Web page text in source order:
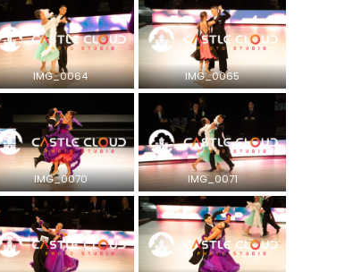
IMG_0064 IMG_0065
IMG_0070 IMG_0071